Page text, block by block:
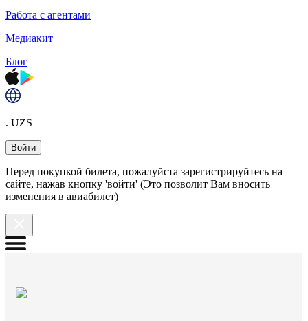
Работа с агентами
Медиакит
Блог
. UZS
Войти
Перед покупкой билета, пожалуйста зарегистрируйтесь на
сайте, нажав кнопку 'войти' (Это позволит Вам вносить
изменения в авиабилет)